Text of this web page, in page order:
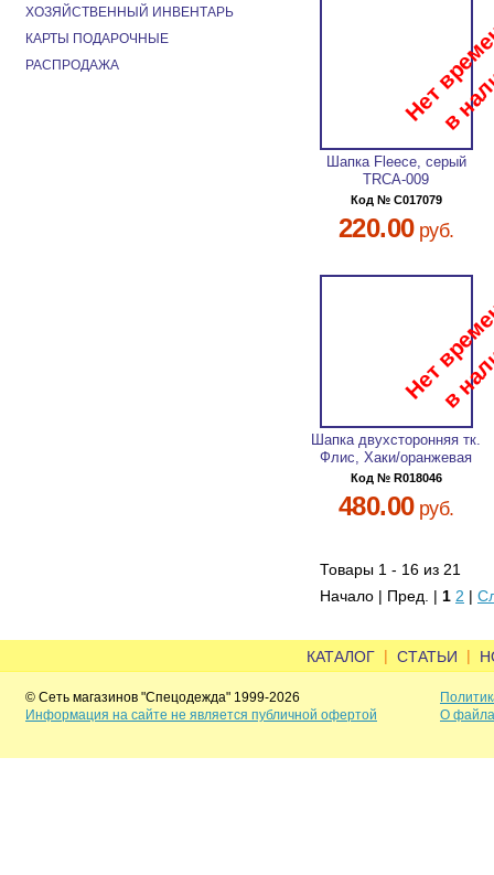
Шапка Fleece, серый
TRCA-009
Код № C017079
220.00руб.
Шапка двухсторонняя тк.
Флис, Хаки/оранжевая
Код № R018046
480.00руб.
Товары 1 - 16 из 21
Начало | Пред. | 1 2 |
ХОЗЯЙСТВЕННЫЙ ИНВЕНТАРЬ
КАРТЫ ПОДАРОЧНЫЕ
РАСПРОДАЖА
КАТАЛОГ | СТАТЬИ |
© Сеть магазинов "Спецодежда" 1999-2026
Информация на сайте не является публичной офертой
О